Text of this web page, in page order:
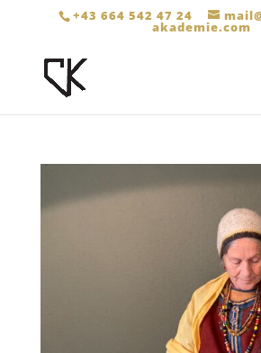
+43 664 542 47 24
akademie.com